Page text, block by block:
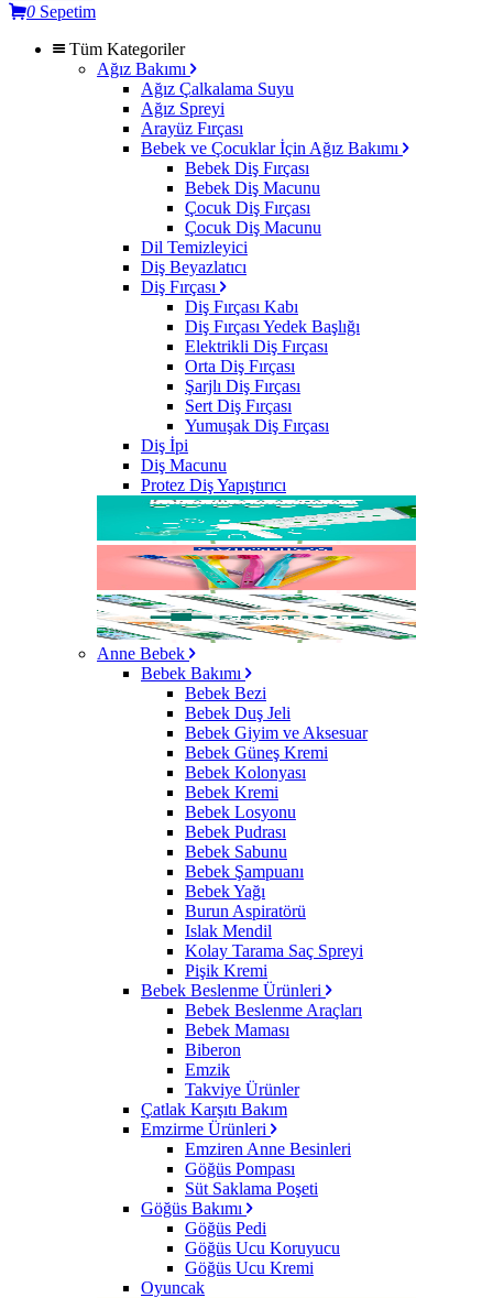
0 Sepetim
Tüm Kategoriler
Ağız Bakımı
Ağız Çalkalama Suyu
Ağız Spreyi
Arayüz Fırçası
Bebek ve Çocuklar İçin Ağız Bakımı
Bebek Diş Fırçası
Bebek Diş Macunu
Çocuk Diş Fırçası
Çocuk Diş Macunu
Dil Temizleyici
Diş Beyazlatıcı
Diş Fırçası
Diş Fırçası Kabı
Diş Fırçası Yedek Başlığı
Elektrikli Diş Fırçası
Orta Diş Fırçası
Şarjlı Diş Fırçası
Sert Diş Fırçası
Yumuşak Diş Fırçası
Diş İpi
Diş Macunu
Protez Diş Yapıştırıcı
Anne Bebek
Bebek Bakımı
Bebek Bezi
Bebek Duş Jeli
Bebek Giyim ve Aksesuar
Bebek Güneş Kremi
Bebek Kolonyası
Bebek Kremi
Bebek Losyonu
Bebek Pudrası
Bebek Sabunu
Bebek Şampuanı
Bebek Yağı
Burun Aspiratörü
Islak Mendil
Kolay Tarama Saç Spreyi
Pişik Kremi
Bebek Beslenme Ürünleri
Bebek Beslenme Araçları
Bebek Maması
Biberon
Emzik
Takviye Ürünler
Çatlak Karşıtı Bakım
Emzirme Ürünleri
Emziren Anne Besinleri
Göğüs Pompası
Süt Saklama Poşeti
Göğüs Bakımı
Göğüs Pedi
Göğüs Ucu Koruyucu
Göğüs Ucu Kremi
Oyuncak